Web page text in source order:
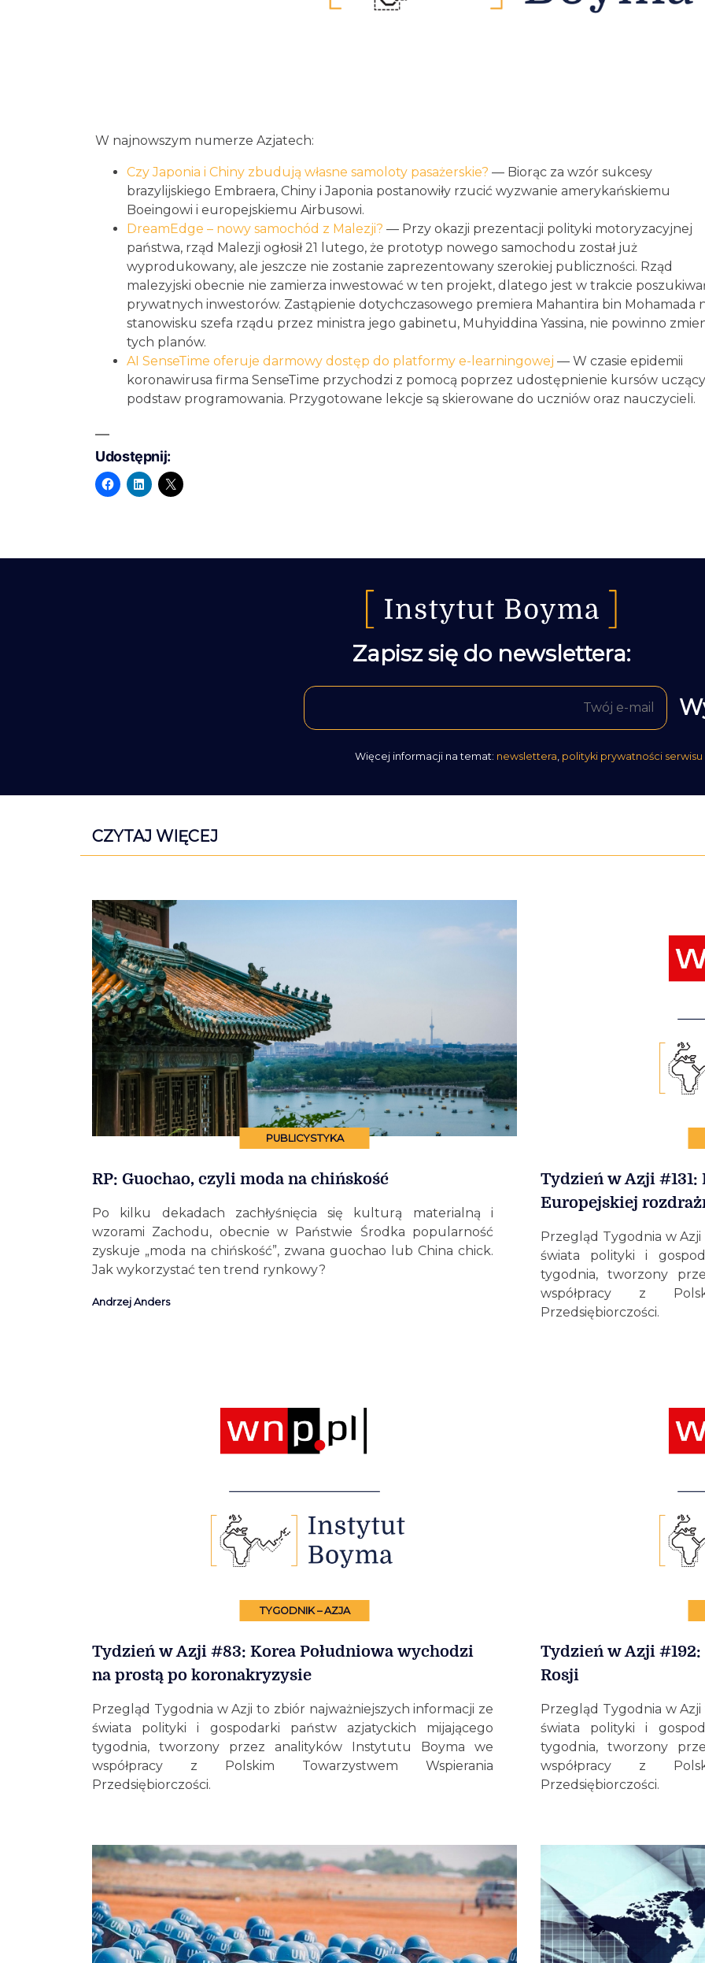
W najnowszym numerze Azjatech:
Czy Japonia i Chiny zbudują własne samoloty pasażerskie? — Biorąc za wzór sukcesy
brazylijskiego Embraera, Chiny i Japonia postanowiły rzucić wyzwanie amerykańskiemu
Boeingowi i europejskiemu Airbusowi.
DreamEdge – nowy samochód z Malezji? — Przy okazji prezentacji polityki motoryzacyjnej
państwa, rząd Malezji ogłosił 21 lutego, że prototyp nowego samochodu został już
wyprodukowany, ale jeszcze nie zostanie zaprezentowany szerokiej publiczności. Rząd
malezyjski obecnie nie zamierza inwestować w ten projekt, dlatego jest w trakcie
prywatnych inwestorów. Zastąpienie dotychczasowego premiera Mahantira bin Mohamada
stanowisku szefa rządu przez ministra jego gabinetu, Muhyiddina Yassina, nie powinno
tych planów.
AI SenseTime oferuje darmowy dostęp do platformy e-learningowej — W czasie epidemii
koronawirusa firma SenseTime przychodzi z pomocą poprzez udostępnienie kursów
podstaw programowania. Przygotowane lekcje są skierowane do uczniów oraz nauczycieli.
Udostępnij:
Zapisz się do newslettera:
Więcej informacji na temat: newslettera polityki prywatności serwisu
CZYTAJ WIĘCEJ
PUBLICYSTYKA
RP: Guochao, czyli moda na chińskość
Po kilku dekadach zachłyśnięcia się kulturą materialną i
wzorami Zachodu, obecnie w Państwie Środka popularność
zyskuje „moda na chińskość”, zwana guochao lub China chick.
Jak wykorzystać ten trend rynkowy?
Andrzej Anders
Tydzień w Azji
Europejskiej
Przegląd Tygodnia w
świata polityki i
tygodnia, tworzony
współpracy z
Przedsiębiorczości.
TYGODNIK – AZJA
Tydzień w Azji #83: Korea Południowa wychodzi
na prostą po koronakryzysie
Przegląd Tygodnia w Azji to zbiór najważniejszych informacji ze
świata polityki i gospodarki państw azjatyckich mijającego
tygodnia, tworzony przez analityków Instytutu Boyma we
współpracy z Polskim Towarzystwem Wspierania
Przedsiębiorczości.
Tydzień w Azji
Rosji
Przegląd Tygodnia w
świata polityki i
tygodnia, tworzony
współpracy z
Przedsiębiorczości.